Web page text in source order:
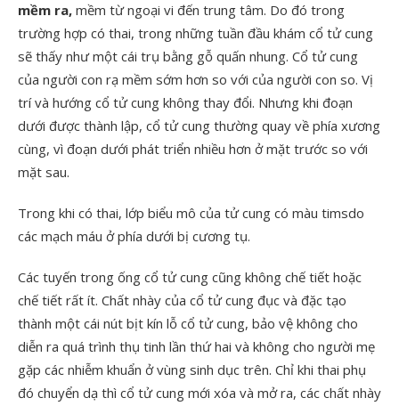
mềm ra, mềm từ ngoại vi đến trung tâm. Do đó trong
trường hợp có thai, trong những tuần đầu khám cổ tử cung
sẽ thấy như một cái trụ bằng gỗ quấn nhung. Cổ tử cung
của người con rạ mềm sớm hơn so với của người con so. Vị
trí và hướng cổ tử cung không thay đổi. Nhưng khi đoạn
dưới được thành lập, cổ tử cung thường quay về phía xương
cùng, vì đoạn dưới phát triển nhiều hơn ở mặt trước so với
mặt sau.
Trong khi có thai, lớp biểu mô của tử cung có màu timsdo
các mạch máu ở phía dưới bị cương tụ.
Các tuyến trong ống cổ tử cung cũng không chế tiết hoặc
chế tiết rất ít. Chất nhày của cổ tử cung đục và đặc tạo
thành một cái nút bịt kín lỗ cổ tử cung, bảo vệ không cho
diễn ra quá trình thụ tinh lần thứ hai và không cho người mẹ
gặp các nhiễm khuẩn ở vùng sinh dục trên. Chỉ khi thai phụ
đó chuyển dạ thì cổ tử cung mới xóa và mở ra, các chất nhày